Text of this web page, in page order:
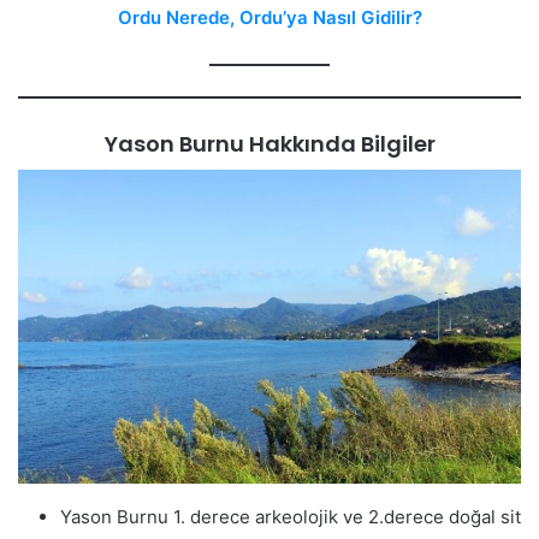
Ordu Nerede, Ordu’ya Nasıl Gidilir?
Yason Burnu Hakkında Bilgiler
Yason Burnu 1. derece arkeolojik ve 2.derece doğal sit